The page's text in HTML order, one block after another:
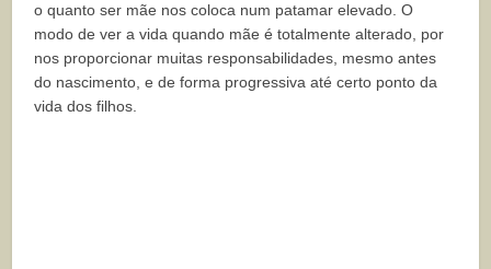
o quanto ser mãe nos coloca num patamar elevado. O
modo de ver a vida quando mãe é totalmente alterado, por
nos proporcionar muitas responsabilidades, mesmo antes
do nascimento, e de forma progressiva até certo ponto da
vida dos filhos.